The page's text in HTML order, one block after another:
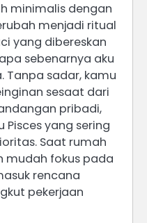
minimalis dengan
menjadi ritual
yang dibereskan
sebenarnya aku
Tanpa sadar, kamu
sesaat dari
pribadi,
yang sering
Saat rumah
mudah fokus pada
rencana
pekerjaan